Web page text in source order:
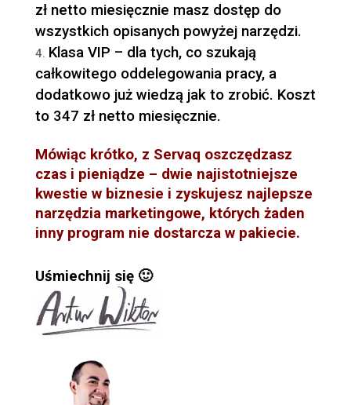
zł netto miesięcznie masz dostęp do
wszystkich opisanych powyżej narzędzi.
Klasa VIP – dla tych, co szukają
całkowitego oddelegowania pracy, a
dodatkowo już wiedzą jak to zrobić. Koszt
to 347 zł netto miesięcznie.
Mówiąc krótko, z Servaq oszczędzasz
czas i pieniądze – dwie najistotniejsze
kwestie w biznesie i zyskujesz najlepsze
narzędzia marketingowe, których żaden
inny program nie dostarcza w pakiecie.
Uśmiechnij się 🙂